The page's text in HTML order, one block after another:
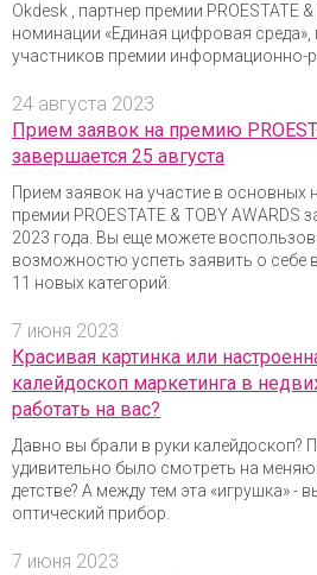
Okdesk , партнер премии PROESTATE
номинации «Единая цифровая среда»,
участников премии информационно-
24 августа 2023
Прием заявок на премию
завершается 25 августа
Прием заявок на участие в
премии PROESTATE & TOBY AWARDS
2023 года. Вы еще можете
возможностю успеть заявить о себе
11 новых категорий.
7 июня 2023
Красивая картинка или
калейдоскоп маркетинга в
работать на вас?
Давно вы брали в руки калейдоскоп?
удивительно было смотреть на
детстве? А между тем эта «игрушка» -
оптический прибор.
7 июня 2023